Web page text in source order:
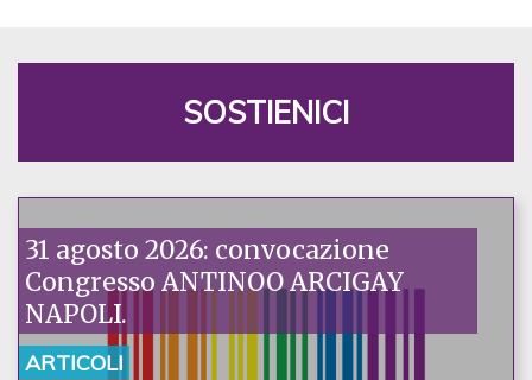
SOSTIENICI
31 agosto 2026: convocazione
Congresso ANTINOO ARCIGAY
NAPOLI.
ARTICOLI